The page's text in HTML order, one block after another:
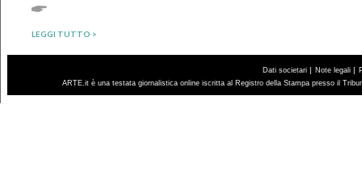
LEGGI TUTTO >
Dati societari Note legali
ARTE.it è una testata giornalistica online iscritta al Registro della Stampa presso il